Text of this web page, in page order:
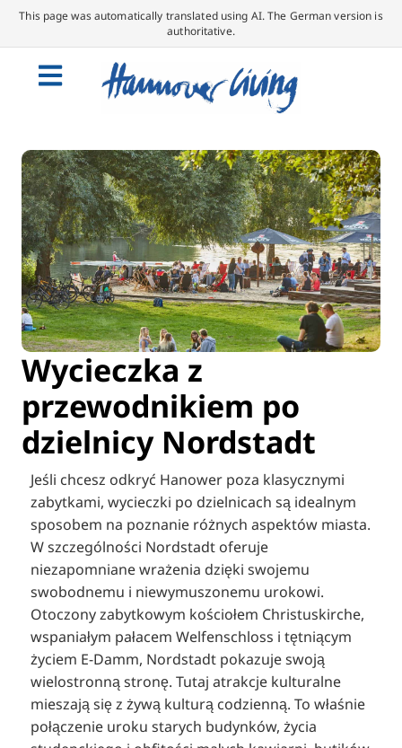
This page was automatically translated using AI. The German version is
authoritative.
Wycieczka z
przewodnikiem po
dzielnicy Nordstadt
Jeśli chcesz odkryć Hanower poza klasycznymi
zabytkami, wycieczki po dzielnicach są idealnym
sposobem na poznanie różnych aspektów miasta.
W szczególności Nordstadt oferuje
niezapomniane wrażenia dzięki swojemu
swobodnemu i niewymuszonemu urokowi.
Otoczony zabytkowym kościołem Christuskirche,
wspaniałym pałacem Welfenschloss i tętniącym
życiem E-Damm, Nordstadt pokazuje swoją
wielostronną stronę. Tutaj atrakcje kulturalne
mieszają się z żywą kulturą codzienną. To właśnie
połączenie uroku starych budynków, życia